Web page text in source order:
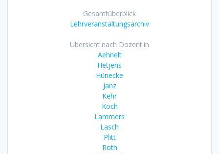
Gesamtüberblick
Lehrveranstaltungsarchiv
Übersicht nach Dozent:in
Aehnelt
Hetjens
Hünecke
Janz
Kehr
Koch
Lammers
Lasch
Plitt
Roth